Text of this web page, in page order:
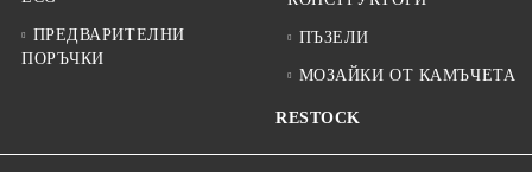
ПРЕДВАРИТЕЛНИ
ПОРЪЧКИ
ПЪЗЕЛИ
МОЗАЙКИ ОТ КАМЪЧЕТА
RESTOCK